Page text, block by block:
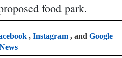
food park.
, Instagram, and Google